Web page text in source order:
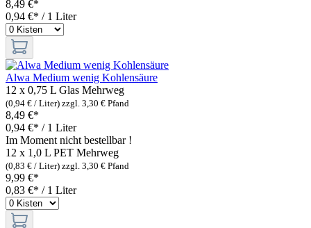
8,49 €*
0,94 €* / 1 Liter
Alwa Medium wenig Kohlensäure
12 x 0,75 L Glas Mehrweg
(0,94 € / Liter) zzgl. 3,30 € Pfand
8,49 €*
0,94 €* / 1 Liter
Im Moment nicht bestellbar !
12 x 1,0 L PET Mehrweg
(0,83 € / Liter) zzgl. 3,30 € Pfand
9,99 €*
0,83 €* / 1 Liter